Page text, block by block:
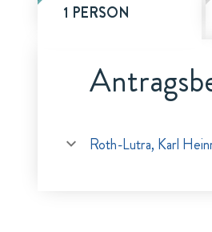
1 PERSON
Roth-Lutra, Karl